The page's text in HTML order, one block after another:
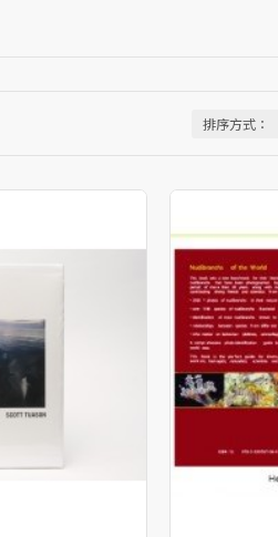
排序方式：